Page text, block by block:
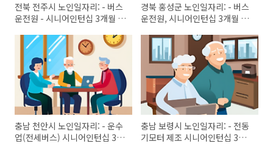
전북 전주시 노인일자리: - 버스
운전원 - 시니어인턴십 3개월 운
용 예정
경북 홍성군 노인일자리: - 버스
운전원, 시니어인턴십 3개월 운
용 예정
충남 천안시 노인일자리: - 운수
업(전세버스) 시니어인턴십 3개
충남 보령시 노인일자리: - 전동
기모터 제조 시니어인턴십 3개